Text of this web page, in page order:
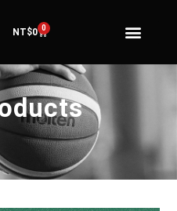
NT$0 0